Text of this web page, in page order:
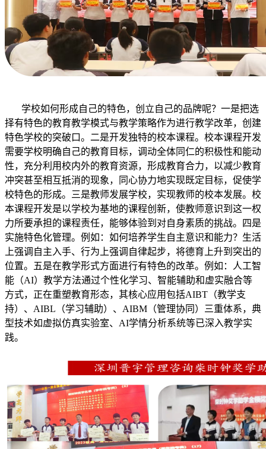
学校如何形成自己的特色，创立自己的品牌呢？一是把选
择有特色的教育教学模式与教学策略作为进行教学改革，创建
特色学校的突破口。二是开发独特的校本课程。校本课程开发
需要学校明确自己的教育目标，调动全体同仁的积极性和能动
性，充分利用校内外的教育资源，形成教育合力，以减少教育
冲突甚至相互抵消的现象，同心协力地实现既定目标，促使学
校特色的形成。三是教师发展学校，实现教师的校本发展。校
本课程开发是以学校为基地的课程创新，使教师意识到这一权
力所要承担的课程责任，能够体验到对自身素质的挑战。四是
实施特色化管理。例如：如何培养学生自主意识和能力？生活
上强调自主入手、行为上强调自律起步，将德育上升到突出的
位置。五是在教学形式方面进行有特色的改革。例如：人工智
能（AI）教学方法通过个性化学习、智能辅助和虚实融合等
方式，正在重塑教育形态，其核心应用包括AIBT（教学支
持）、AIBL（学习辅助）、AIBM（管理协同）三重体系‌，典
型技术如虚拟仿真实验室、AI学情分析系统等已深入教学实
践。